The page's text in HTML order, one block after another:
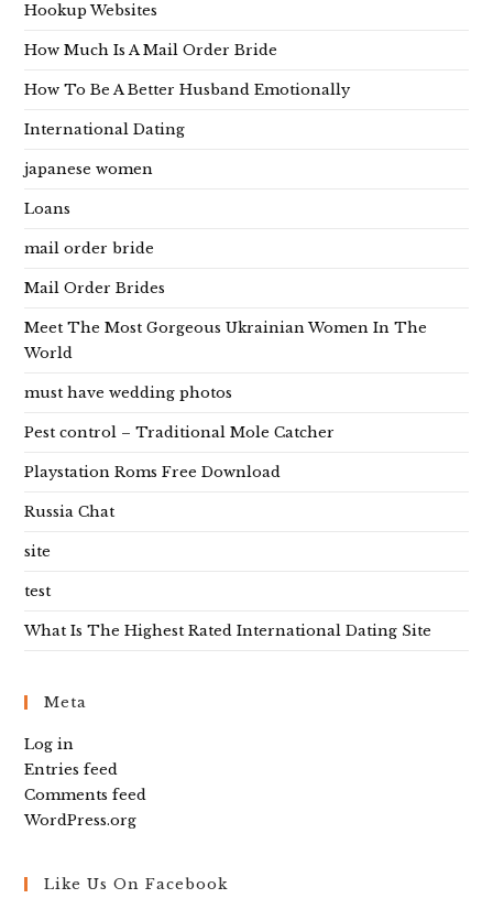
Hookup Websites
How Much Is A Mail Order Bride
How To Be A Better Husband Emotionally
International Dating
japanese women
Loans
mail order bride
Mail Order Brides
Meet The Most Gorgeous Ukrainian Women In The
World
must have wedding photos
Pest control – Traditional Mole Catcher
Playstation Roms Free Download
Russia Chat
site
test
What Is The Highest Rated International Dating Site
Meta
Log in
Entries feed
Comments feed
WordPress.org
Like Us On Facebook